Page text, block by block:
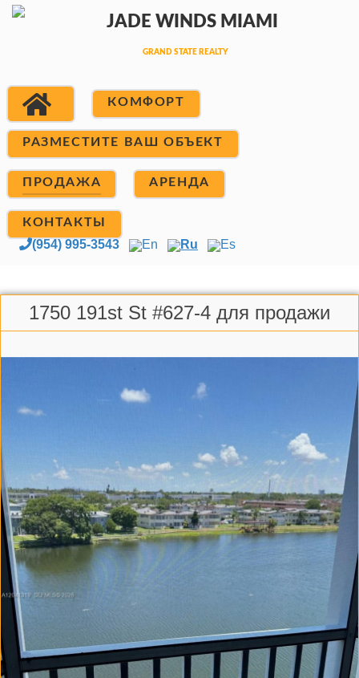
КОМФОРТ
РАЗМЕСТИТЕ ВАШ ОБЪЕКТ
ПРОДАЖА АРЕНДА
КОНТАКТЫ
(954) 995-3543 En Ru Es
1750 191st St #627-4 для продажи